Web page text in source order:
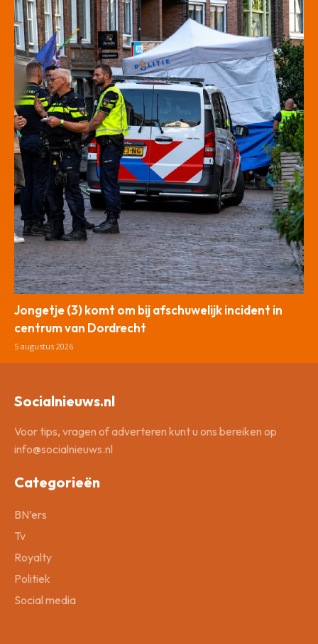
Jongetje (3) komt om bij afschuwelijk incident in
centrum van Dordrecht
5 augustus 2026
Socialnieuws.nl
Voor tips, vragen of adverteren kunt u ons bereiken op
info@socialnieuws.nl
Categorieën
BN’ers
Tv
Royalty
Politiek
Social media